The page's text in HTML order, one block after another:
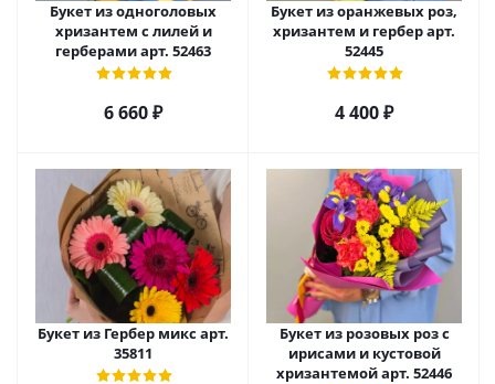
Букет из одноголовых
хризантем с лилей и
герберами арт. 52463
6 660₽
Букет из оранжевых роз,
хризантем и гербер арт.
52445
4 400₽
Букет из Гербер микс арт.
35811
Букет из розовых роз с
ирисами и кустовой
хризантемой арт. 52446